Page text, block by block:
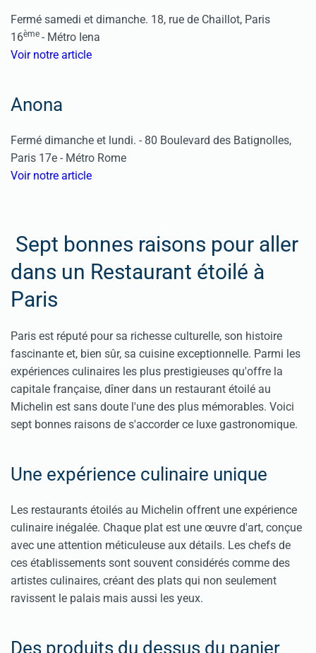
Fermé samedi et dimanche. 18, rue de Chaillot, Paris
16ème - Métro Iena
Voir notre article
Anona
Fermé dimanche et lundi. - 80 Boulevard des Batignolles,
Paris 17e - Métro Rome
Voir notre article
Sept bonnes raisons pour aller
dans un Restaurant étoilé à
Paris
Paris est réputé pour sa richesse culturelle, son histoire
fascinante et, bien sûr, sa cuisine exceptionnelle. Parmi les
expériences culinaires les plus prestigieuses qu'offre la
capitale française, dîner dans un restaurant étoilé au
Michelin est sans doute l'une des plus mémorables. Voici
sept bonnes raisons de s'accorder ce luxe gastronomique.
Une expérience culinaire unique
Les restaurants étoilés au Michelin offrent une expérience
culinaire inégalée. Chaque plat est une œuvre d'art, conçue
avec une attention méticuleuse aux détails. Les chefs de
ces établissements sont souvent considérés comme des
artistes culinaires, créant des plats qui non seulement
ravissent le palais mais aussi les yeux.
Des produits du dessus du panier